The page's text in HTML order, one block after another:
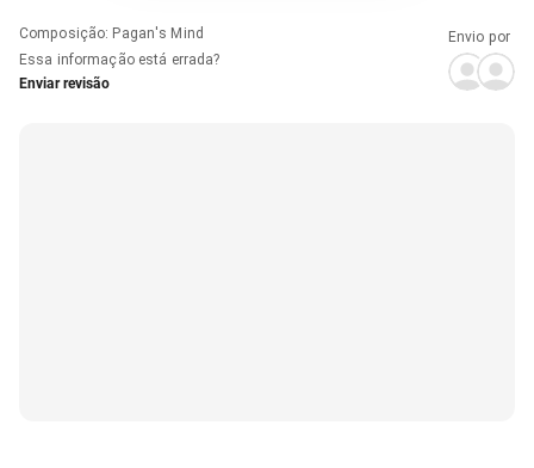
Composição: Pagan's Mind
Essa informação está errada?
Enviar revisão
Envio por